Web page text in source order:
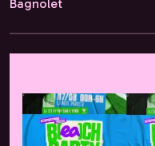
Bagnolet